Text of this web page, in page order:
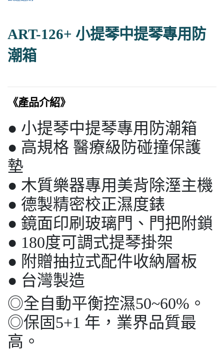
ART-126+ 小提琴中提琴專用防
潮箱
《產品介紹》
● 小提琴中提琴專用防潮箱
● 高規格 醫療級防碰撞保護
墊
● 木質樂器專用美背除溼主機
● 德製精密校正濕度錶
● 鏡面印刷玻璃門、門把附鎖
● 180度可調式提琴掛架
● 附贈抽拉式配件收納層板
● 台灣製造
◎全自動平衡控濕50~60%。
◎保固5+1 年，業界品質最
高。